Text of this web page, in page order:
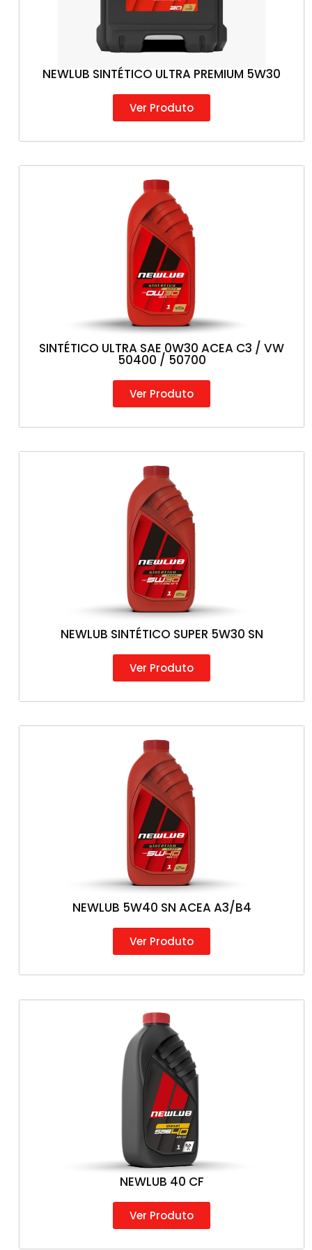
NEWLUB SINTÉTICO ULTRA PREMIUM 5W30
Ver Produto
SINTÉTICO ULTRA SAE 0W30 ACEA C3 / VW
50400 / 50700
Ver Produto
NEWLUB SINTÉTICO SUPER 5W30 SN
Ver Produto
NEWLUB 5W40 SN ACEA A3/B4
Ver Produto
NEWLUB 40 CF
Ver Produto